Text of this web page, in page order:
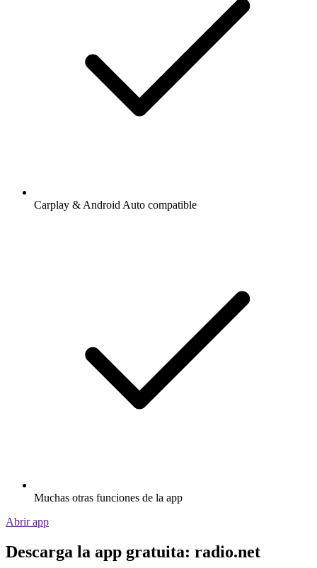
Carplay & Android Auto compatible
Muchas otras funciones de la app
Abrir app
Descarga la app gratuita: radio.net